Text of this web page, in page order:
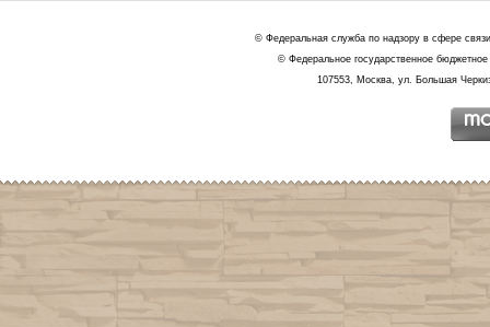
© Федеральная служба по надзору в сфере
© Федеральное государственное
107553, Москва, ул. Большая